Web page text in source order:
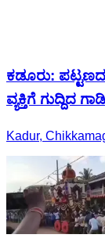
ಕಡೂರು:
ವ್ಯಕ್ತಿಗೆ ಗುದ್ದಿದ
Kadur,